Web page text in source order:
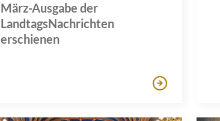
März-Ausgabe der
LandtagsNachrichten
erschienen